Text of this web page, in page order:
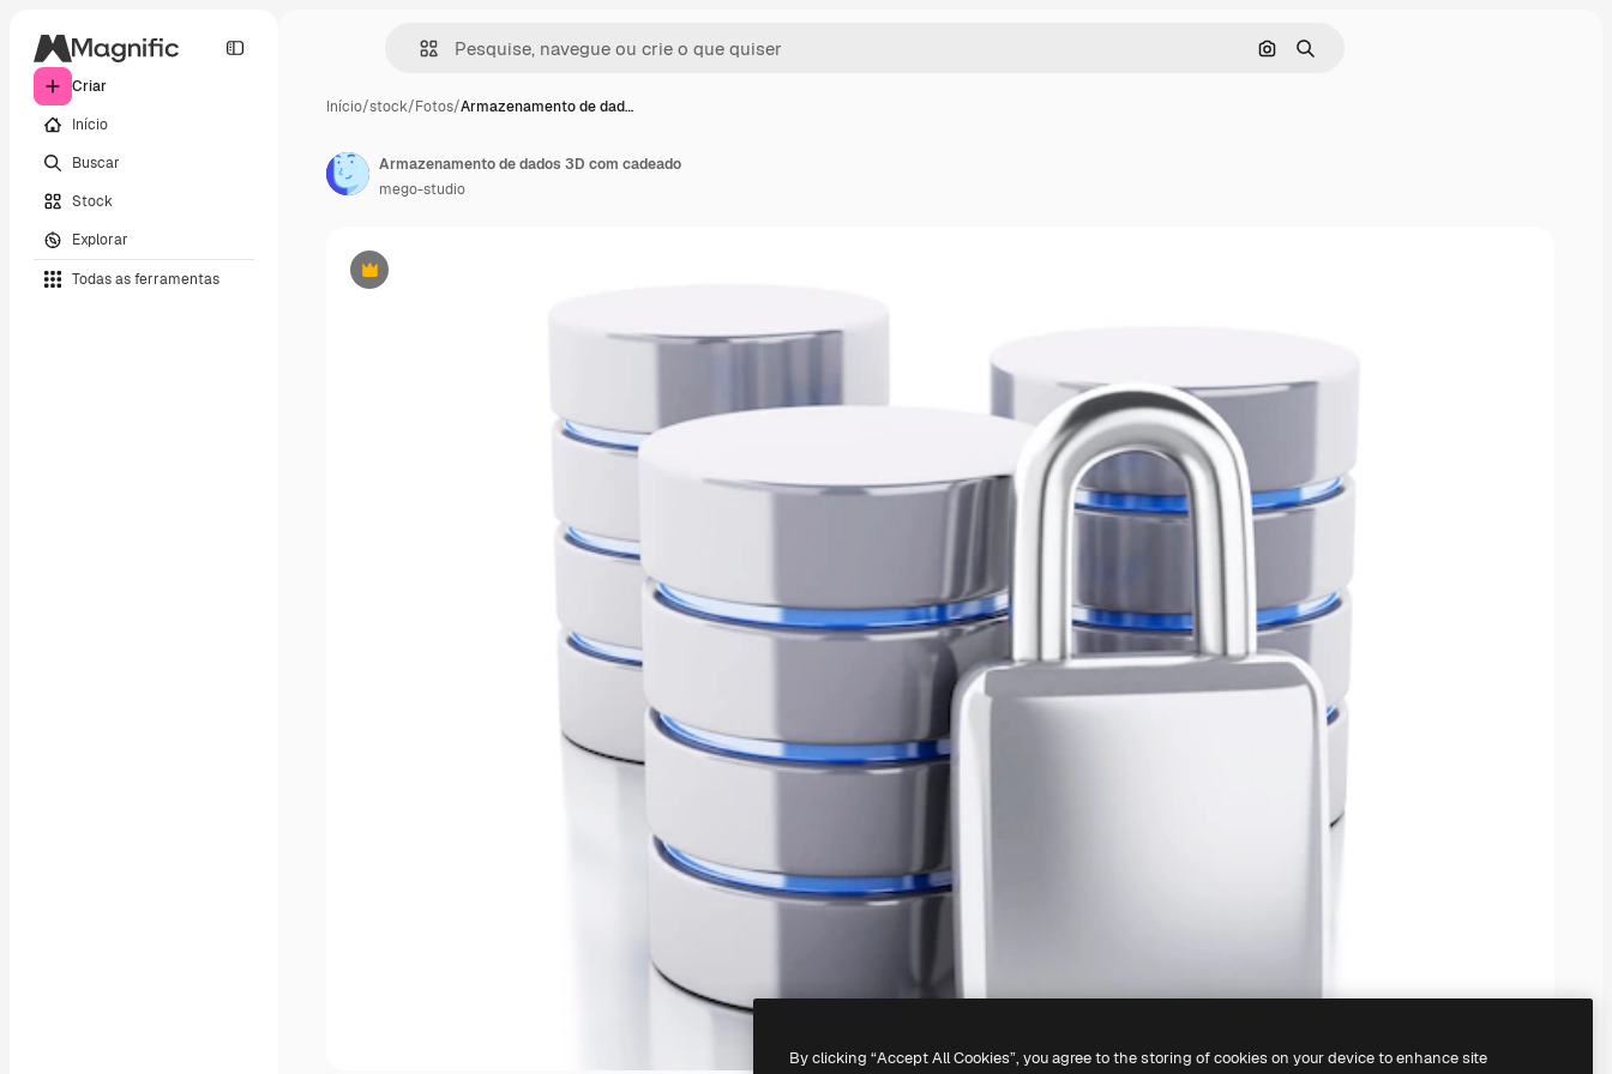
Criar
Início
Buscar
Stock
Explorar
Todas as ferramentas
Pesquisar por imagem
Buscar
Início/stock/Fotos/Armazenamento de dad…
Premium
Armazenamento de dados 3D com cadeado
mego-studio
By clicking “Accept All Cookies”, you agree to the storing of cookies on your device to enhance site